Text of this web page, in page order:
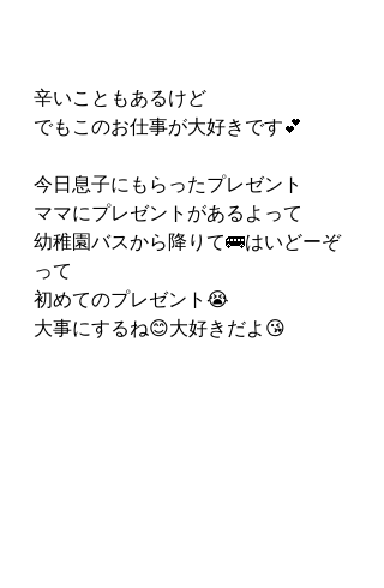
辛いこともあるけど
でもこのお仕事が大好きです💕
今日息子にもらったプレゼント
ママにプレゼントがあるよって
幼稚園バスから降りて🚌はいどーぞ
って
初めてのプレゼント😭
大事にするね😊大好きだよ😘